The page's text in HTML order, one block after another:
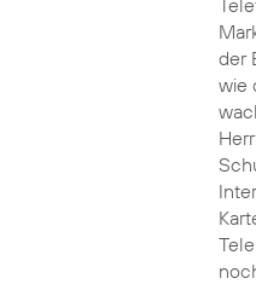
der
wie